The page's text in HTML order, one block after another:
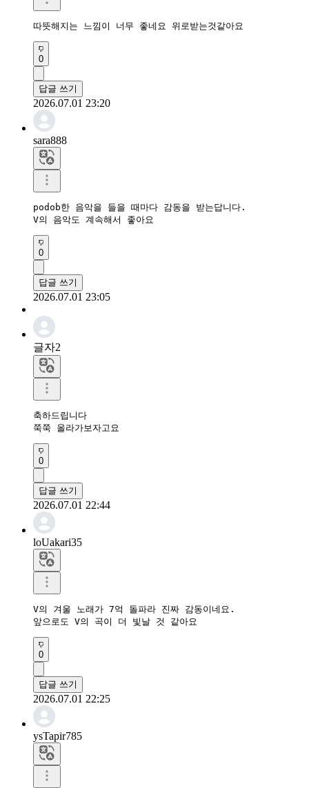
따뜻해지는 느낌이 너무 좋네요 위로받는것같아요
0
답글 쓰기
2026.07.01 23:20
sara888
podob한 음악을 들을 때마다 감동을 받는답니다.
V의 음악도 계속해서 좋아요
0
답글 쓰기
2026.07.01 23:05
글자2
축하드립니다
쭉쭉 올라가보자고요
0
답글 쓰기
2026.07.01 22:44
loUakari35
V의 겨울 노래가 7억 돌파라 진짜 감동이네요.
앞으로도 V의 곡이 더 빛날 것 같아요
0
답글 쓰기
2026.07.01 22:25
ysTapir785